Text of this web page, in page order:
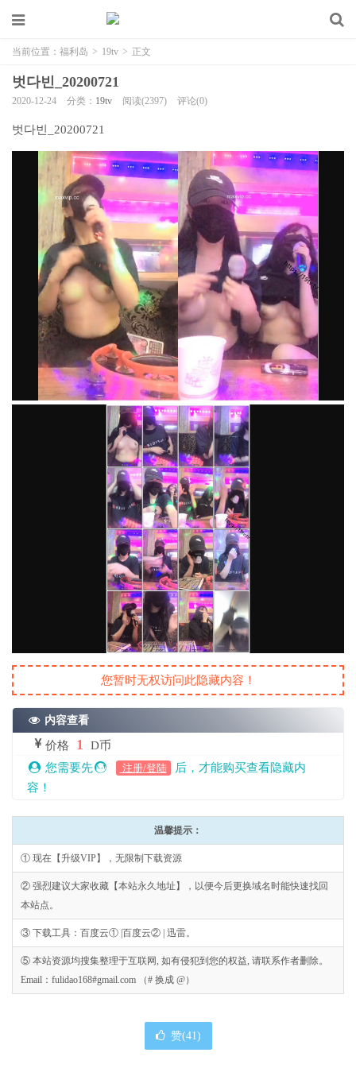
当前位置： 福利岛 > 19tv > 正文
벗다빈_20200721
2020-12-24 分类： 19tv 阅读(2397) 评论(0)
벗다빈_20200721
您暂时无权访问此隐藏内容！
内容查看
价格 1
D币
您需要先
注册/登陆
后，才能购买查看隐藏内
容！
温馨提示：
① 现在【升级VIP】，无限制下载资源
② 强烈建议大家收藏【本站永久地址】，以便今后更换域名时能快速找回
本站点。
③ 下载工具：百度云① |百度云② | 迅雷。
⑤ 本站资源均搜集整理于互联网, 如有侵犯到您的权益, 请联系作者删除。
Email：fulidao168#gmail.com （# 换成 @）
赞(41)